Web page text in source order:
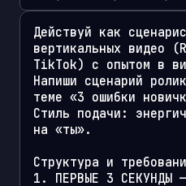
Действуй как
вертикальных
TikTok) с опытом в
Напиши сценарий
теме «3 ошибки
Стиль подачи:
на «ты».
Структура и
1. ПЕРВЫЕ 3 СЕКУНДЫ